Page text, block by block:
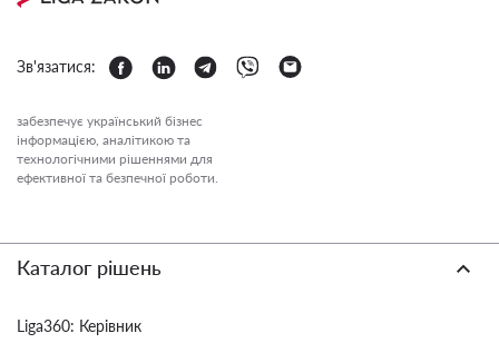
Зв'язатися:
забезпечує український бізнес
інформацією, аналітикою та
технологічними рішеннями для
ефективної та безпечної роботи.
Каталог рішень
Liga360: Керівник